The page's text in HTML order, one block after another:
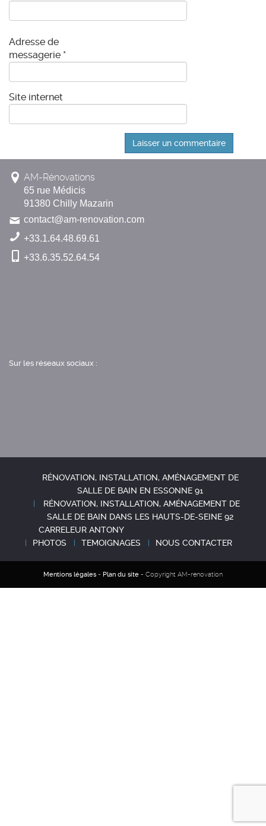
Adresse de
messagerie *
Site internet
AM-Rénovations
65 rue Médicis
91380 Chilly Mazarin
contact@am-renovation.com
+33.1.64.48.69.61
+33.6.35.52.64.54
Sur les réseaux sociaux :
RÉNOVATION, INSTALLATION, AMÉNAGEMENT DE
SALLE DE BAIN EN ESSONNE 91
RÉNOVATION, INSTALLATION, AMÉNAGEMENT DE
SALLE DE BAIN DANS LES HAUTS-DE-SEINE 92
CARRELEUR ANTONY
PHOTOS
TEMOIGNAGES NOUS CONTACTER
Mentions légales - Plan du site - Copyright AM-renovation